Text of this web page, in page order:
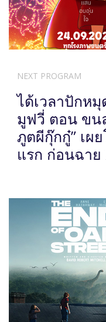
NEXT PROGRAM
ได้เวลาปักหมุ
มูฟวี่ ตอน ขน
ภูตผีกุ๊กกู๋” เผ
แรก ก่อนฉา